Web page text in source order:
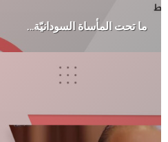
ما تحت المأساة السودانيّة…